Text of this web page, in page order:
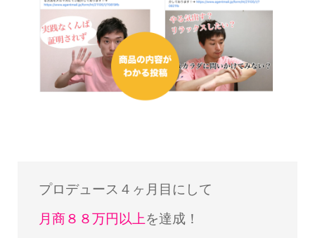
プロデュース４ヶ月目にして
月商８８万円以上を達成！